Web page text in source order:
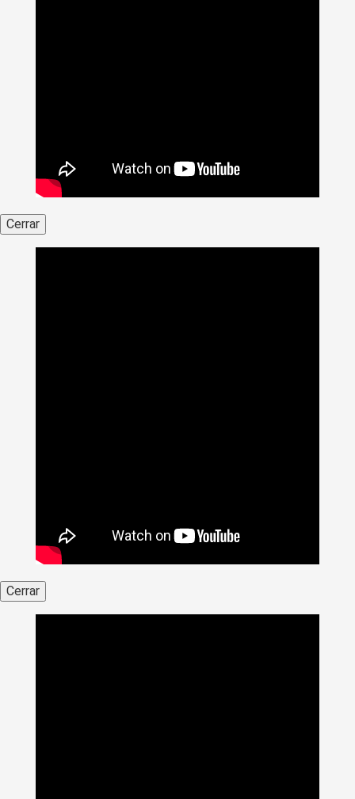
Cerrar
Cerrar